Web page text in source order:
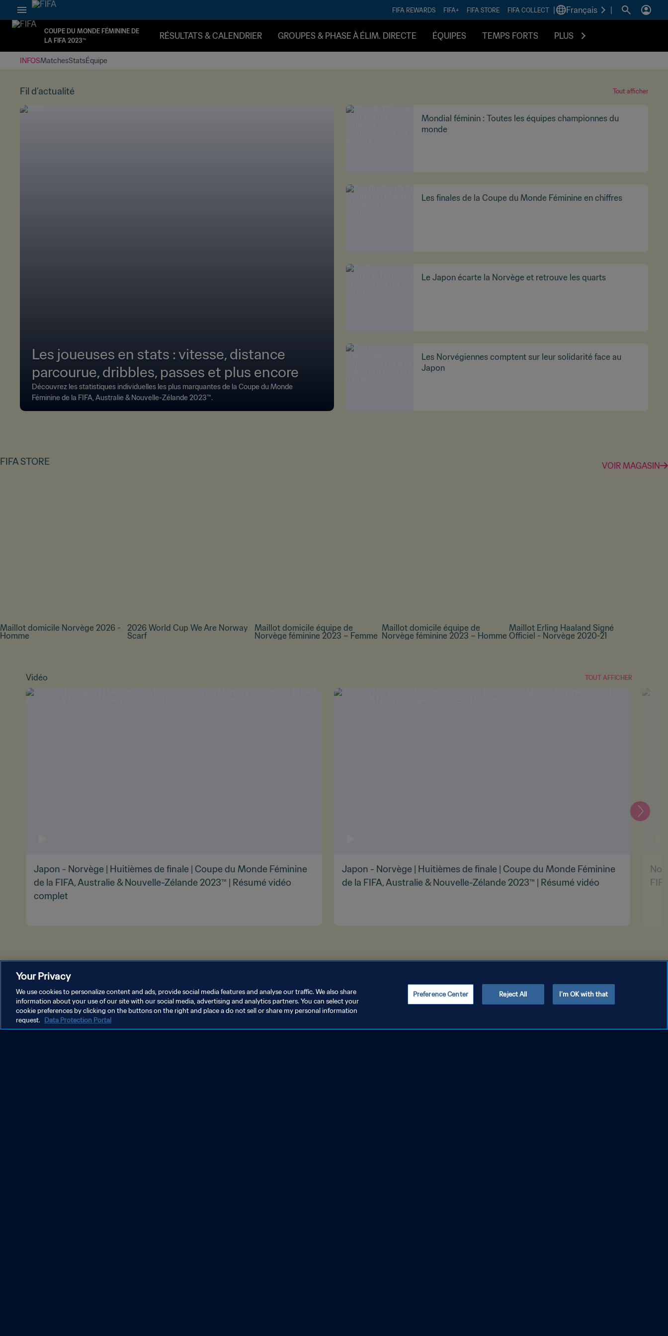
FIFA REWARDS FIFA+ FIFA STORE FIFA COLLECT Français
COUPE DU MONDE FÉMININE DE
LA FIFA 2023™
RÉSULTATS & CALENDRIER GROUPES & PHASE À ÉLIM. DIRECTE ÉQUIPES TEMPS FORTS PLUS
INFOSMatchesStatsÉquipe
Fil d’actualité Tout afficher
Les joueuses en stats : vitesse, distance
parcourue, dribbles, passes et plus encore
Découvrez les statistiques individuelles les plus marquantes de la Coupe du Monde
Féminine de la FIFA, Australie & Nouvelle-Zélande 2023™.
Mondial féminin : Toutes les équipes championnes du
monde
Les finales de la Coupe du Monde Féminine en chiffres
Le Japon écarte la Norvège et retrouve les quarts
Les Norvégiennes comptent sur leur solidarité face au
Japon
FIFA STORE VOIR MAGASIN
Maillot domicile Norvège 2026 -
Homme
2026 World Cup We Are Norway
Scarf
Maillot domicile équipe de
Norvège féminine 2023 – Femme
Maillot domicile équipe de
Norvège féminine 2023 – Homme
Maillot Erling Haaland Signé
Officiel - Norvège 2020-21
Vidéo TOUT AFFICHER
Japon - Norvège | Huitièmes de finale | Coupe du Monde Féminine
de la FIFA, Australie & Nouvelle-Zélande 2023™ | Résumé vidéo
complet
Japon - Norvège | Huitièmes de finale | Coupe du Monde Féminine
de la FIFA, Australie & Nouvelle-Zélande 2023™ | Résumé vidéo
Suivant
Your Privacy
We use cookies to personalize content and ads, provide social media features and analyse our traffic. We also share
information about your use of our site with our social media, advertising and analytics partners. You can select your
cookie preferences by clicking on the buttons on the right and place a do not sell or share my personal information
request. Data Protection Portal
Preference Center Reject All I'm OK with that